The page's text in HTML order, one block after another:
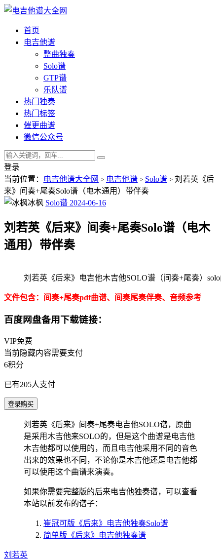
首页
电吉他谱
整曲独奏
Solo谱
GTP谱
乐队谱
热门独奏
热门标签
催更曲谱
微信公众号
登录
当前位置：
电吉他谱大全网 > 电吉他谱 > Solo谱 > 刘若英《后
来》间奏+尾奏Solo谱（电木通用）带伴奏
冰枫 Solo谱 2024-06-16
刘若英《后来》间奏+尾奏Solo谱（电木
通用）带伴奏
刘若英《后来》电吉他木吉他SOLO谱（间奏+尾奏）
文件包含：间奏+尾奏pdf曲谱、间奏尾奏伴奏、音频参考
百度网盘备用下载链接：
VIP免费
当前隐藏内容需要支付
6积分
已有205人支付
登录购买
刘若英《后来》间奏+尾奏电吉他SOLO谱，原曲
是采用木吉他来SOLO的，但是这个曲谱是电吉他
木吉他都可以使用的，而且电吉他采用不同的音色
出来的效果也不同，不论你是木吉他还是电吉他都
可以使用这个曲谱来演奏。
如果你需要完整版的后来电吉他独奏谱，可以查看
本站以前发布的谱子：
崔冠可版《后来》电吉他独奏Solo谱
简单版《后来》电吉他独奏谱
刘若英